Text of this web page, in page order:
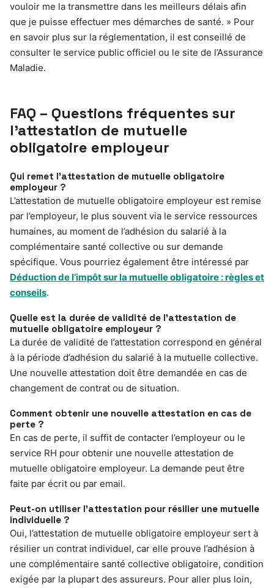
vouloir me la transmettre dans les meilleurs délais afin
que je puisse effectuer mes démarches de santé. » Pour
en savoir plus sur la réglementation, il est conseillé de
consulter le service public officiel ou le site de l’Assurance
Maladie.
FAQ – Questions fréquentes sur
l’attestation de mutuelle
obligatoire employeur
Qui remet l’attestation de mutuelle obligatoire
employeur ?
L’attestation de mutuelle obligatoire employeur est remise
par l’employeur, le plus souvent via le service ressources
humaines, au moment de l’adhésion du salarié à la
complémentaire santé collective ou sur demande
spécifique. Vous pourriez également être intéressé par
Déduction de l’impôt sur la mutuelle obligatoire : règles et
conseils.
Quelle est la durée de validité de l’attestation de
mutuelle obligatoire employeur ?
La durée de validité de l’attestation correspond en général
à la période d’adhésion du salarié à la mutuelle collective.
Une nouvelle attestation doit être demandée en cas de
changement de contrat ou de situation.
Comment obtenir une nouvelle attestation en cas de
perte ?
En cas de perte, il suffit de contacter l’employeur ou le
service RH pour obtenir une nouvelle attestation de
mutuelle obligatoire employeur. La demande peut être
faite par écrit ou par email.
Peut-on utiliser l’attestation pour résilier une mutuelle
individuelle ?
Oui, l’attestation de mutuelle obligatoire employeur sert à
résilier un contrat individuel, car elle prouve l’adhésion à
une complémentaire santé collective obligatoire, condition
exigée par la plupart des assureurs. Pour aller plus loin,